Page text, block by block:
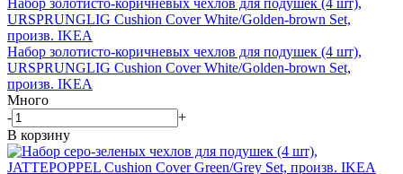
URSPRUNGLIG Cushion Cover White/Golden-brown Set,
произв. IKEA
Набор золотисто-коричневых чехлов для подушек (4 шт),
URSPRUNGLIG Cushion Cover White/Golden-brown Set,
произв. IKEA
Много
-
+
В корзину